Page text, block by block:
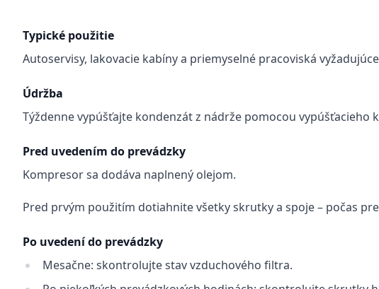
Typické použitie
Autoservisy, lakovacie kabíny a priemyselné pracoviská
Údržba
Týždenne vypúšťajte kondenzát z nádrže pomocou
Pred uvedením do prevádzky
Kompresor sa dodáva naplnený olejom.
Pred prvým použitím dotiahnite všetky skrutky a spoje – počas
Po uvedení do prevádzky
Mesačne: skontrolujte stav vzduchového filtra.